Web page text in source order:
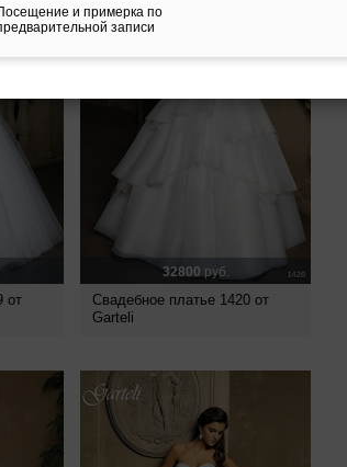
и примерка по
записи
от
32800 руб.
Свадебное платье 1420 от
Garteli